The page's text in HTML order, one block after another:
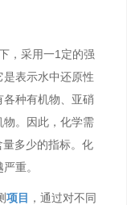
，采用一1定的强
表示水中还原性
种有机物、亚硝
物。因此，化学需
多少的指标。化
重。
项目 ，通过对不同